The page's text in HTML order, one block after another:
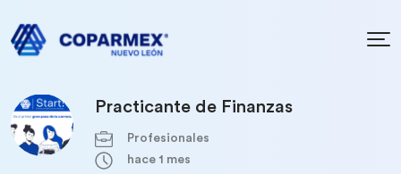
Practicante de Finanzas
Profesionales
hace 1 mes